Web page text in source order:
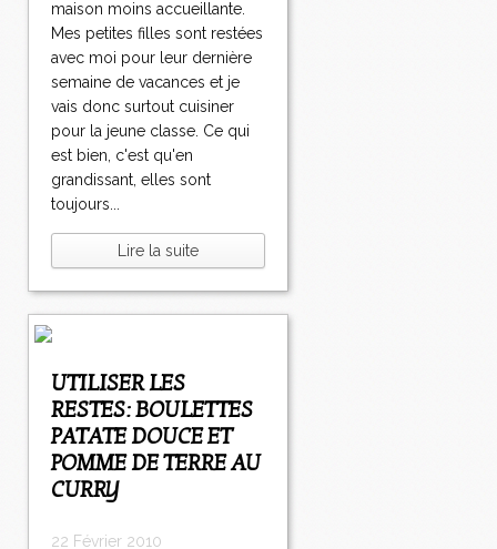
maison moins accueillante.
Mes petites filles sont restées
avec moi pour leur dernière
semaine de vacances et je
vais donc surtout cuisiner
pour la jeune classe. Ce qui
est bien, c'est qu'en
grandissant, elles sont
toujours...
Lire la suite
UTILISER LES
RESTES: BOULETTES
PATATE DOUCE ET
POMME DE TERRE AU
CURRY
22 Février 2010